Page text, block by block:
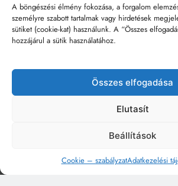
A böngészési élmény fokozása, a forgalom
személyre szabott tartalmak vagy hirdetések
sütiket (cookie-kat) használunk. A “Összes
hozzájárul a sütik használatához.
Összes elfogadása
Elutasít
Beállítások
Cookie – szabályzatAdatkezelési